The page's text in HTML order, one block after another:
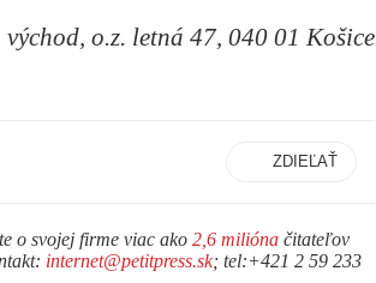
o.z. letná 47, 040 01 Košice
ZDIEĽAŤ
o svojej firme viac ako 2,6 milióna čitateľov
internet@petitpress.sk; tel:+421 2 59 233